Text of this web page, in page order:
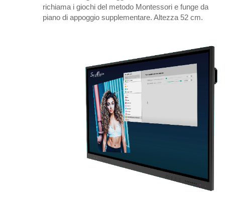
richiama i giochi del metodo Montessori e funge da
piano di appoggio supplementare. Altezza 52 cm.